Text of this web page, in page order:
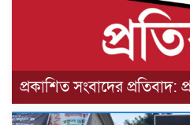
প্রকাশিত সংবাদের প্রতিবাদ: